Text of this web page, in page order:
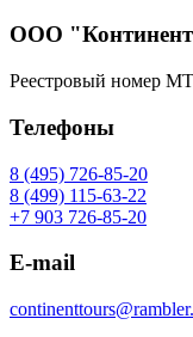
ООО
Реестровый номер
Телефоны
8 (495) 726-85-20
8 (499) 115-63-22
+7 903 726-85-20
E-mail